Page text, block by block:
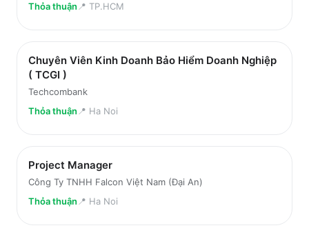
Thỏa thuận 📍 TP.HCM
Chuyên Viên Kinh Doanh Bảo Hiểm Doanh Nghiệp
( TCGI )
Techcombank
Thỏa thuận 📍 Ha Noi
Project Manager
Công Ty TNHH Falcon Việt Nam (Đại An)
Thỏa thuận 📍 Ha Noi